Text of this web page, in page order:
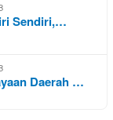
Sendiri,…
Daerah …